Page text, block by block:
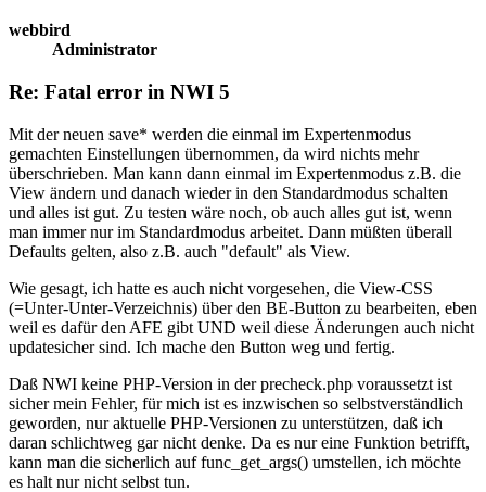
webbird
Administrator
Re: Fatal error in NWI 5
Mit der neuen save* werden die einmal im Expertenmodus
gemachten Einstellungen übernommen, da wird nichts mehr
überschrieben. Man kann dann einmal im Expertenmodus z.B. die
View ändern und danach wieder in den Standardmodus schalten
und alles ist gut. Zu testen wäre noch, ob auch alles gut ist, wenn
man immer nur im Standardmodus arbeitet. Dann müßten überall
Defaults gelten, also z.B. auch "default" als View.
Wie gesagt, ich hatte es auch nicht vorgesehen, die View-CSS
(=Unter-Unter-Verzeichnis) über den BE-Button zu bearbeiten, eben
weil es dafür den AFE gibt UND weil diese Änderungen auch nicht
updatesicher sind. Ich mache den Button weg und fertig.
Daß NWI keine PHP-Version in der precheck.php voraussetzt ist
sicher mein Fehler, für mich ist es inzwischen so selbstverständlich
geworden, nur aktuelle PHP-Versionen zu unterstützen, daß ich
daran schlichtweg gar nicht denke. Da es nur eine Funktion betrifft,
kann man die sicherlich auf func_get_args() umstellen, ich möchte
es halt nur nicht selbst tun.